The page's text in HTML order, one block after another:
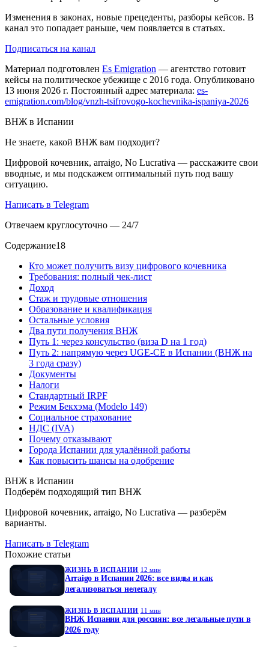
Изменения в законах, новые прецеденты, разборы кейсов. В
канал это попадает раньше, чем появляется в статьях.
Подписаться на канал
Материал подготовлен Es Emigration — агентство готовит
кейсы на политическое убежище с 2016 года. Опубликовано
13 июня 2026 г. Постоянный адрес материала: es-
emigration.com/blog/vnzh-tsifrovogo-kochevnika-ispaniya-2026
ВНЖ в Испании
Не знаете, какой ВНЖ вам подходит?
Цифровой кочевник, arraigo, No Lucrativa — расскажите свои
вводные, и мы подскажем оптимальный путь под вашу
ситуацию.
Написать в Telegram
Отвечаем круглосуточно — 24/7
Содержание18
Кто может получить визу цифрового кочевника
Требования: полный чек-лист
Доход
Стаж и трудовые отношения
Образование и квалификация
Остальные условия
Два пути получения ВНЖ
Путь 1: через консульство (виза D на 1 год)
Путь 2: напрямую через UGE-CE в Испании (ВНЖ на
3 года сразу)
Документы
Налоги
Стандартный IRPF
Режим Бекхэма (Modelo 149)
Социальное страхование
НДС (IVA)
Почему отказывают
Города Испании для удалённой работы
Как повысить шансы на одобрение
ВНЖ в Испании
Подберём подходящий тип ВНЖ
Цифровой кочевник, arraigo, No Lucrativa — разберём
варианты.
Написать в Telegram
Похожие статьи
ЖИЗНЬ В ИСПАНИИ 12 мин
Arraigo в Испании 2026: все виды и как
легализоваться нелегалу
ЖИЗНЬ В ИСПАНИИ 11 мин
ВНЖ Испании для россиян: все легальные пути в
2026 году